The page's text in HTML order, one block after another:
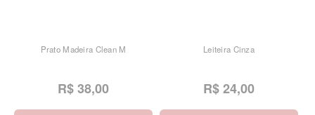
Prato Madeira Clean M
R$ 38,00
Leiteira Cinza
R$ 24,00